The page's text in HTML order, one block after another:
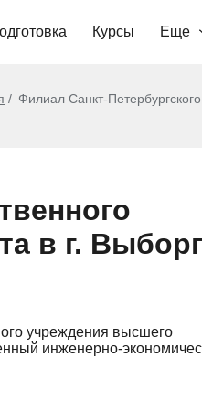
Курсы Еще
Филиал Санкт-
в г.
учреждения высшего
инженерно-